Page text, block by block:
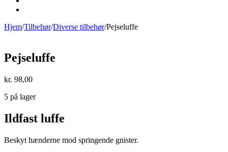
Hjem/Tilbehør/Diverse tilbehør/Pejseluffe
Pejseluffe
kr. 98,00
5 på lager
Ildfast luffe
Beskyt hænderne mod springende gnister.